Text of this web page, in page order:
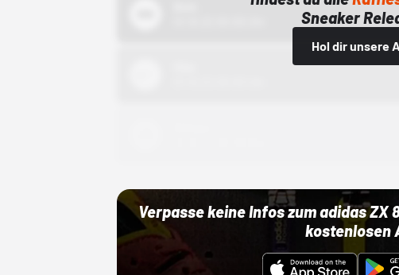
Sneaker
Hol dir unsere
Verpasse keine Infos zum adidas ZX
kostenlosen